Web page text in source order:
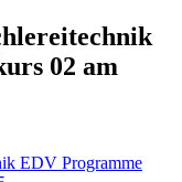
02 am
EDV Programme